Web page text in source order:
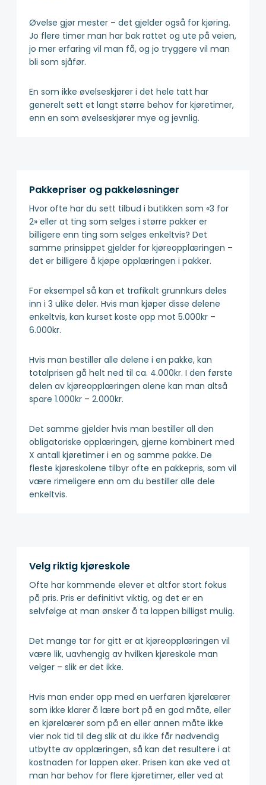
Øvelse gjør mester – det gjelder også for kjøring.
Jo flere timer man har bak rattet og ute på veien,
jo mer erfaring vil man få, og jo tryggere vil man
bli som sjåfør.
En som ikke øvelseskjører i det hele tatt har
generelt sett et langt større behov for kjøretimer,
enn en som øvelseskjører mye og jevnlig.
Pakkepriser og pakkeløsninger
Hvor ofte har du sett tilbud i butikken som «3 for
2» eller at ting som selges i større pakker er
billigere enn ting som selges enkeltvis? Det
samme prinsippet gjelder for kjøreopplæringen –
det er billigere å kjøpe opplæringen i pakker.
For eksempel så kan et trafikalt grunnkurs deles
inn i 3 ulike deler. Hvis man kjøper disse delene
enkeltvis, kan kurset koste opp mot 5.000kr –
6.000kr.
Hvis man bestiller alle delene i en pakke, kan
totalprisen gå helt ned til ca. 4.000kr. I den første
delen av kjøreopplæringen alene kan man altså
spare 1.000kr – 2.000kr.
Det samme gjelder hvis man bestiller all den
obligatoriske opplæringen, gjerne kombinert med
X antall kjøretimer i en og samme pakke. De
fleste kjøreskolene tilbyr ofte en pakkepris, som vil
være rimeligere enn om du bestiller alle dele
enkeltvis.
Velg riktig kjøreskole
Ofte har kommende elever et altfor stort fokus
på pris. Pris er definitivt viktig, og det er en
selvfølge at man ønsker å ta lappen billigst mulig.
Det mange tar for gitt er at kjøreopplæringen vil
være lik, uavhengig av hvilken kjøreskole man
velger – slik er det ikke.
Hvis man ender opp med en uerfaren kjørelærer
som ikke klarer å lære bort på en god måte, eller
en kjørelærer som på en eller annen måte ikke
vier nok tid til deg slik at du ikke får nødvendig
utbytte av opplæringen, så kan det resultere i at
kostnaden for lappen øker. Prisen kan øke ved at
man har behov for flere kjøretimer, eller ved at